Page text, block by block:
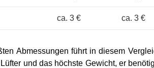
ca. 3 € ca. 3 €
Abmessungen führt in diesem
und das höchste Gewicht, er